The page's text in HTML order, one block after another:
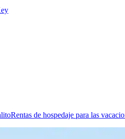
Rentas de hospedaje para las